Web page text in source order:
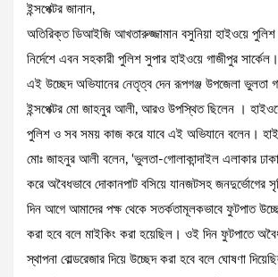
ইন্সপেক্টর জানান,
অতিরিক্ত ডিআইজি আখতারুজ্জামান বসুনিয়া হাইওয়ে পুলিশ
নির্দেশে এবন সহকারী পুলিশ সুপার হাইওয়ে গাজীপুর সার্কেল।
এই উচ্ছেদ অভিযানের নেতৃত্ব দেন রূপগঞ্জ উপজেলা ভুলতা
ইন্সপেক্টর মো জাহনুর আলী, আরও উপস্থিত ছিলেন ।
পুলিশ ও সব সময় কাজ করে যাবে এই অভিযানে বলেন। হাই
মোঃ জাহনুর আলী বলেন, ‘ভুলতা-গোলাকান্দাইল এলাকার
করে অবৈধভাবে দোকানপাট বসিয়ে যানজটসহ জনদুর্ভোগের
দিন আগে আমাদের পক্ষ থেকে সতর্কতামূলকভাবে ফুটপাত
করা হবে বলে মাইকিং করা হয়েছিল। ওই দিন ফুটপাতে
স্থাপনা বোল্ডরেজার দিয়ে উচ্ছেদ করা হবে বলে ঘোষণা